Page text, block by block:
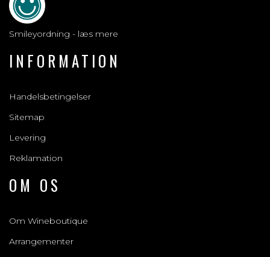
Smileyordning - læs mere
INFORMATION
Handelsbetingelser
Sitemap
Levering
Reklamation
OM OS
Om Wineboutique
Arrangementer